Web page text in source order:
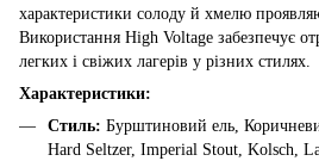
характеристики солоду й хмелю
Використання High Voltage забезпечує
легких і свіжих лагерів у різних стилях.
Характеристики:
Стиль: Бурштиновий ель,
Hard Seltzer, Imperial Stout, Kolsch,